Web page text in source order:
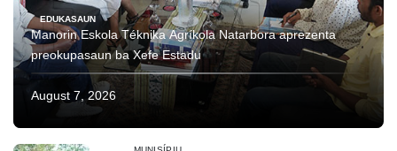
EDUKASAUN
Manorin Eskola Téknika Agríkola Natarbora aprezenta
preokupasaun ba Xefe Estadu
August 7, 2026
MUNISÍPIU